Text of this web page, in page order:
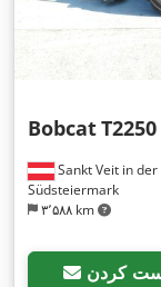
Sankt Veit in der
Südsteiermark
۳٬۵۸۸ km
BobcatT2250
کردن